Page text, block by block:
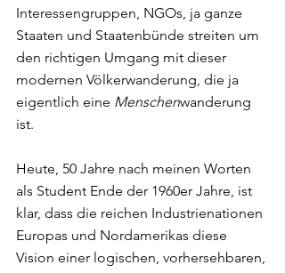
Interessengruppen, NGOs, ja ganze
Staaten und Staatenbünde streiten um
den richtigen Umgang mit dieser
modernen Völkerwanderung, die ja
eigentlich eine Menschenwanderung
ist.
Heute, 50 Jahre nach meinen Worten
als Student Ende der 1960er Jahre, ist
klar, dass die reichen Industrienationen
Europas und Nordamerikas diese
Vision einer logischen, vorhersehbaren,